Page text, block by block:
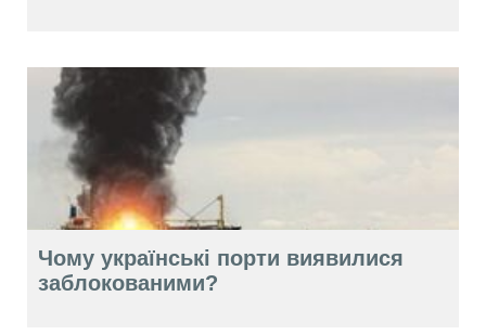
Чому українські порти виявилися
заблокованими?